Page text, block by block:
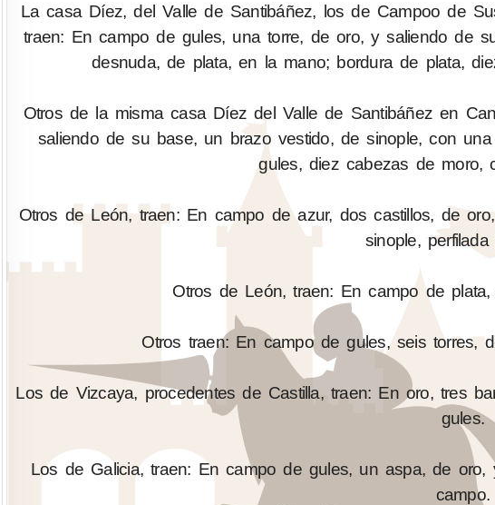
La casa Díez, del Valle de Santibáñez, los de Campoo de
traen: En campo de gules, una torre, de oro, y saliendo de
desnuda, de plata, en la mano; bordura de plata,
Otros de la misma casa Díez del Valle de Santibáñez en
saliendo de su base, un brazo vestido, de sinople, con
gules, diez cabezas de moro,
Otros de León, traen: En campo de azur, dos castillos, de
sinople,
Otros de León, traen: En campo de
Otros traen: En campo de gules, seis torres,
Los de Vizcaya, procedentes de Castilla, traen: En oro, tres
gules.
Los de Galicia, traen: En campo de gules, un aspa, de
campo.